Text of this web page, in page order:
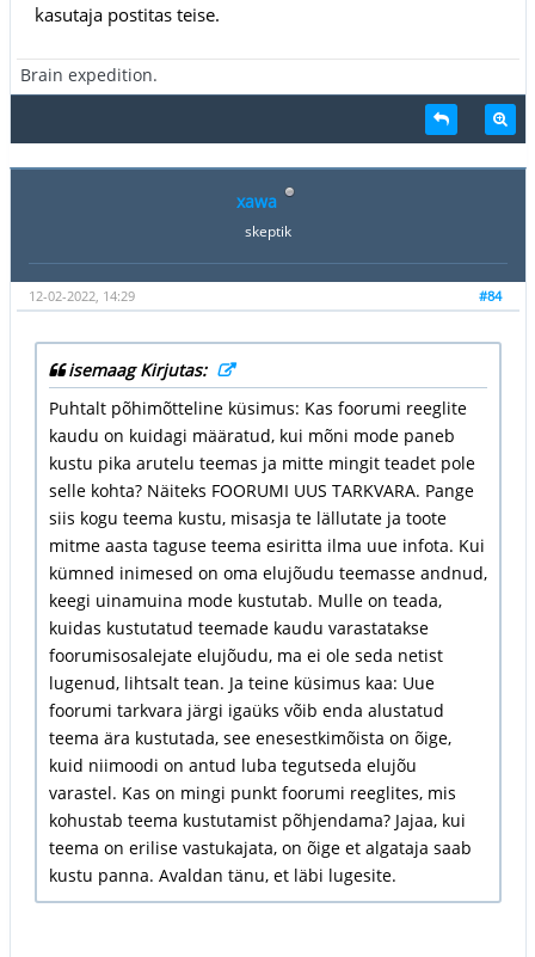
kasutaja postitas teise.
Brain expedition.
xawa
skeptik
#84
12-02-2022, 14:29
isemaag Kirjutas:
Puhtalt põhimõtteline küsimus: Kas foorumi reeglite
kaudu on kuidagi määratud, kui mõni mode paneb
kustu pika arutelu teemas ja mitte mingit teadet pole
selle kohta? Näiteks FOORUMI UUS TARKVARA. Pange
siis kogu teema kustu, misasja te lällutate ja toote
mitme aasta taguse teema esiritta ilma uue infota. Kui
kümned inimesed on oma elujõudu teemasse andnud,
keegi uinamuina mode kustutab. Mulle on teada,
kuidas kustutatud teemade kaudu varastatakse
foorumisosalejate elujõudu, ma ei ole seda netist
lugenud, lihtsalt tean. Ja teine küsimus kaa: Uue
foorumi tarkvara järgi igaüks võib enda alustatud
teema ära kustutada, see enesestkimõista on õige,
kuid niimoodi on antud luba tegutseda elujõu
varastel. Kas on mingi punkt foorumi reeglites, mis
kohustab teema kustutamist põhjendama? Jajaa, kui
teema on erilise vastukajata, on õige et algataja saab
kustu panna. Avaldan tänu, et läbi lugesite.